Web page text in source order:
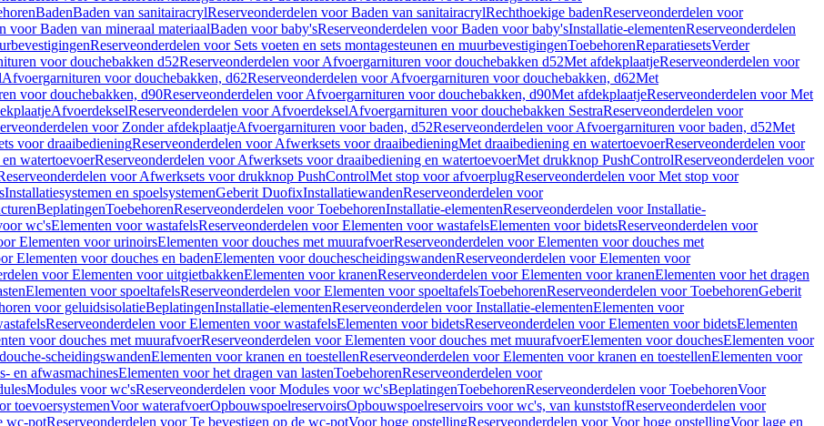
BadenBaden van sanitairacrylReserveonderdelen voor Baden van sanitairacrylRechthoekige badenReserveonderdelen voor
voor Baden van mineraal materiaalBaden voor baby'sReserveonderdelen voor Baden voor baby'sInstallatie-elementenReserveonderdelen
Reserveonderdelen voor Sets voeten en sets montagesteunen en muurbevestigingenToebehorenReparatiesetsVerder
voor douchebakken d52Reserveonderdelen voor Afvoergarnituren voor douchebakken d52Met afdekplaatjeReserveonderdelen voor
Afvoergarnituren voor douchebakken, d62Reserveonderdelen voor Afvoergarnituren voor douchebakken, d62Met
voor douchebakken, d90Reserveonderdelen voor Afvoergarnituren voor douchebakken, d90Met afdekplaatjeReserveonderdelen voor Met
AfvoerdekselReserveonderdelen voor AfvoerdekselAfvoergarnituren voor douchebakken SestraReserveonderdelen voor
voor Zonder afdekplaatjeAfvoergarnituren voor baden, d52Reserveonderdelen voor Afvoergarnituren voor baden, d52Met
voor draaibedieningReserveonderdelen voor Afwerksets voor draaibedieningMet draaibediening en watertoevoerReserveonderdelen voor
watertoevoerReserveonderdelen voor Afwerksets voor draaibediening en watertoevoerMet drukknop PushControlReserveonderdelen voor
voor Afwerksets voor drukknop PushControlMet stop voor afvoerplugReserveonderdelen voor Met stop voor
Installatiesystemen en spoelsystemenGeberit DuofixInstallatiewandenReserveonderdelen voor
BeplatingenToebehorenReserveonderdelen voor ToebehorenInstallatie-elementenReserveonderdelen voor Installatie-
wc'sElementen voor wastafelsReserveonderdelen voor Elementen voor wastafelsElementen voor bidetsReserveonderdelen voor
Elementen voor urinoirsElementen voor douches met muurafvoerReserveonderdelen voor Elementen voor douches met
Elementen voor douches en badenElementen voor douchescheidingswandenReserveonderdelen voor Elementen voor
voor Elementen voor uitgietbakkenElementen voor kranenReserveonderdelen voor Elementen voor kranenElementen voor het dragen
Elementen voor spoeltafelsReserveonderdelen voor Elementen voor spoeltafelsToebehorenReserveonderdelen voor ToebehorenGeberit
voor geluidsisolatieBeplatingenInstallatie-elementenReserveonderdelen voor Installatie-elementenElementen voor
Reserveonderdelen voor Elementen voor wastafelsElementen voor bidetsReserveonderdelen voor Elementen voor bidetsElementen
voor douches met muurafvoerReserveonderdelen voor Elementen voor douches met muurafvoerElementen voor douchesElementen voor
scheidingswandenElementen voor kranen en toestellenReserveonderdelen voor Elementen voor kranen en toestellenElementen voor
en afwasmachinesElementen voor het dragen van lastenToebehorenReserveonderdelen voor
Modules voor wc'sReserveonderdelen voor Modules voor wc'sBeplatingenToebehorenReserveonderdelen voor ToebehorenVoor
toevoersystemenVoor waterafvoerOpbouwspoelreservoirsOpbouwspoelreservoirs voor wc's, van kunststofReserveonderdelen voor
wc-potReserveonderdelen voor Te bevestigen op de wc-potVoor hoge opstellingReserveonderdelen voor Voor hoge opstellingVoor lage en